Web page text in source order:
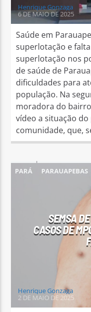
Henrique Gonzaga
6 DE MAIO DE 2025
Saúde em
superlotação e
superlotação nos
de saúde de
dificuldades para
população. Na
moradora do
vídeo a situação
comunidade, que,
PARÁ PARAUAPEBAS
SEMSA
CASOS DE
Henrique Gonzaga
2 DE MAIO DE 2025